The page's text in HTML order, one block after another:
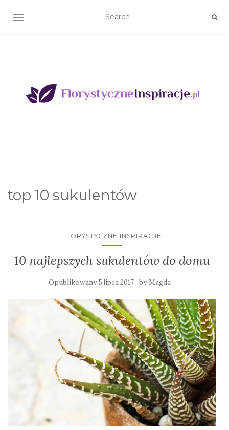
TOGGLE NAVIGATION
top 10 sukulentów
FLORYSTYCZNE INSPIRACJE
10 najlepszych sukulentów do domu
Opublikowany5 lipca 2017 by Magda